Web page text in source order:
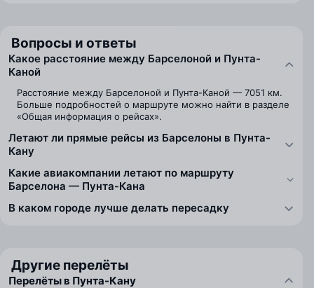
Вопросы и ответы
Какое расстояние между Барселоной и Пунта-
Каной
Расстояние между Барселоной и Пунта-Каной — 7051 км.
Больше подробностей о маршруте можно найти в разделе
«Общая информация о рейсах».
Летают ли прямые рейсы из Барселоны в Пунта-
Кану
Какие авиакомпании летают по маршруту
Барселона — Пунта-Кана
В каком городе лучше делать пересадку
Другие перелёты
Перелёты в Пунта-Кану